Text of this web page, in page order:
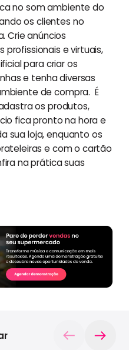
no som ambiente do
os clientes no
Crie anúncios
e virtuais,
para criar os
e tenha diversas
de compra. É
os produtos,
fica pronto na hora e
sua loja, enquanto os
e com o cartão
na prática suas